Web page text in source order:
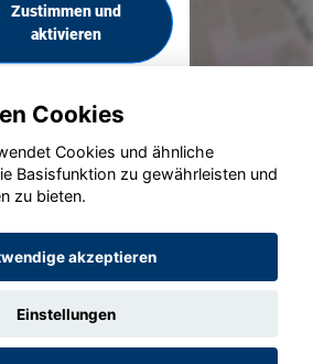
Zustimmen und
aktivieren
GmbH 2020 - 2026
Cookies
Cookies und ähnliche
Basisfunktion zu gewährleisten und
zu bieten.
akzeptieren
Einstellungen